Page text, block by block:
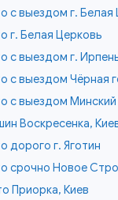
с выездом г. Белая
г. Белая Церковь
с выездом г.
с выездом Чёрная
с выездом
Воскресенка,
дорого г. Яготин
срочно Новое
Приорка, Киев